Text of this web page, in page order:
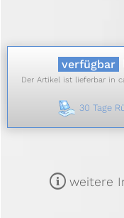
verfügbar
Der Artikel ist lieferbar in
30 Tage
m weitere